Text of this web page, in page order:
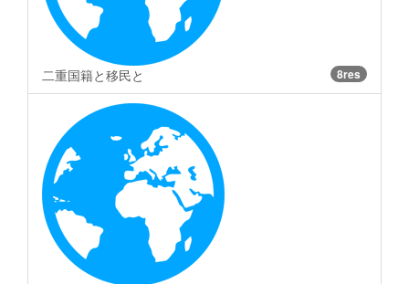
二重国籍と移民と 8res